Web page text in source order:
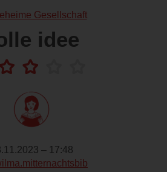
Gesellschaft
idee
– 17:48